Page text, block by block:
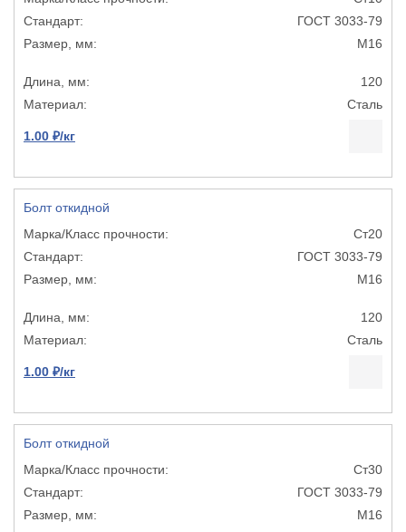
ГОСТ 3033-79
М16
120
Сталь
1.00 ₽/кг
Болт откидной
Ст20
ГОСТ 3033-79
М16
120
Сталь
1.00 ₽/кг
Болт откидной
Ст30
ГОСТ 3033-79
М16